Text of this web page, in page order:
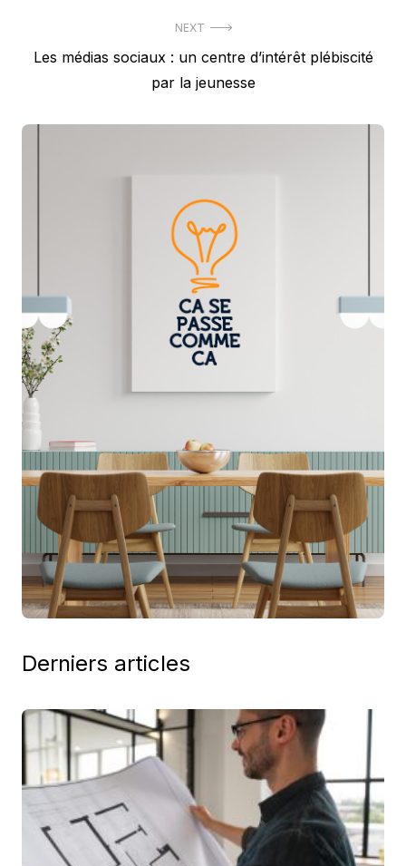
NEXT
Next
Les médias sociaux : un centre d’intérêt plébiscité
par la jeunesse
Derniers articles